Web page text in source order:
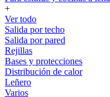
+
Ver todo
Salida por techo
Salida por pared
Rejillas
Bases y protecciones
Distribución de calor
Leñero
Varios